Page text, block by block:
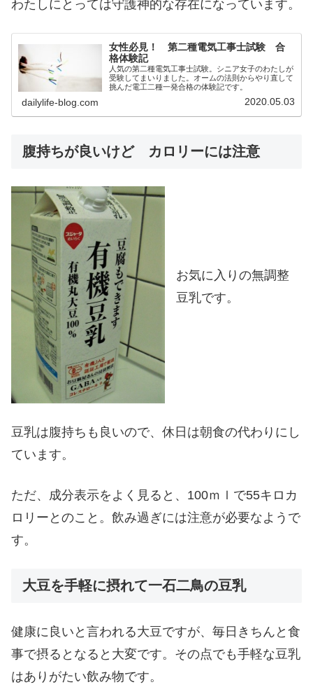
わたしにとっては守護神的な存在になっています。
女性必見！ 第二種電気工事士試験 合
格体験記
人気の第二種電気工事士試験。シニア女子のわたしが
受験してまいりました。オームの法則からやり直して
挑んだ電工二種一発合格の体験記です。
dailylife-blog.com 2020.05.03
腹持ちが良いけど カロリーには注意
お気に入りの無調整
豆乳です。
豆乳は腹持ちも良いので、休日は朝食の代わりにし
ています。
ただ、成分表示をよく見ると、100ｍｌで55キロカ
ロリーとのこと。飲み過ぎには注意が必要なようで
す。
大豆を手軽に摂れて一石二鳥の豆乳
健康に良いと言われる大豆ですが、毎日きちんと食
事で摂るとなると大変です。その点でも手軽な豆乳
はありがたい飲み物です。